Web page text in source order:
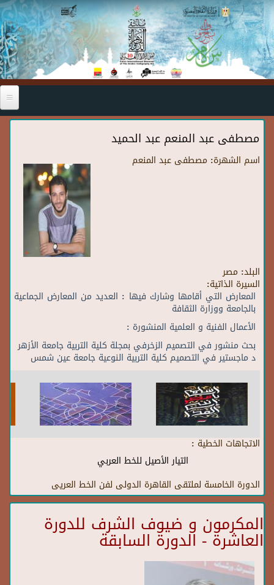
Skip to main content
مصطفى عبد المنعم عبد الحميد
اسم الشهرة: مصطفى عبد المنعم
البلد: مصر
السيرة الذاتية:
المعارض التي أقامها وشارك فيها : العديد من المعارض الجماعية
بالجامعة ووزارة الثقافة
الأعمال الفنية و العلمية المنشورة :
بحث منشور في التصميم الزخرفي بمجلة كلية التربية جامعة الأزهر
د ماجستير في التصميم كلية التربية النوعية جامعة عين شمس
الاتجاهات الخطية :
التيار الأصيل للخط العربي
الدورة الخامسة لملتقى القاهرة الدولى لفن الخط العريى
المكرمون و ضيوف الشرف للدورة
العاشرة - الدورة السابقة